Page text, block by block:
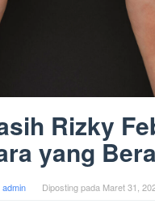
Rizky
yang
admin Diposting pada Maret 31,